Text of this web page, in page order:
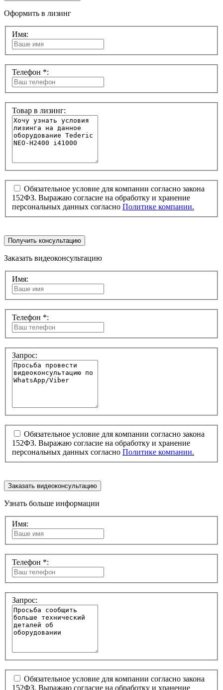
Оформить в лизинг
Имя:
Телефон *:
Товар в лизинг:
Обязательное условие для компании согласно закона
152ФЗ. Выражаю согласие на обработку и хранение
персональных данных согласно Политике компании.
Получить консультацию
Заказать видеоконсультацию
Имя:
Телефон *:
Запрос:
Обязательное условие для компании согласно закона
152ФЗ. Выражаю согласие на обработку и хранение
персональных данных согласно Политике компании.
Заказать видеоконсультацию
Узнать больше информации
Имя:
Телефон *:
Запрос:
Обязательное условие для компании согласно закона
152ФЗ. Выражаю согласие на обработку и хранение